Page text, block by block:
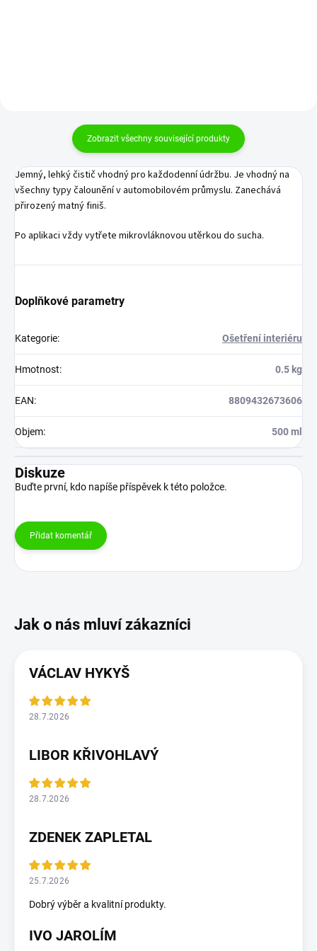
Zobrazit všechny související produkty
Jemný, lehký čistič vhodný pro každodenní údržbu. Je vhodný na
všechny typy čalounění v automobilovém průmyslu. Zanechává
přirozený matný finiš.
Po aplikaci vždy vytřete mikrovláknovou utěrkou do sucha.
Doplňkové parametry
Kategorie: Ošetření interiéru
Hmotnost: 0.5 kg
EAN: 8809432673606
Objem: 500 ml
Diskuze
Buďte první, kdo napíše příspěvek k této položce.
Přidat komentář
VÁCLAV HYKYŠ
28.7.2026
LIBOR KŘIVOHLAVÝ
28.7.2026
ZDENEK ZAPLETAL
25.7.2026
Dobrý výběr a kvalitní produkty.
IVO JAROLÍM